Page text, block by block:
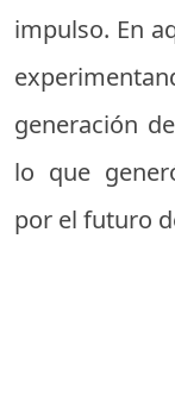
impulso. En
generación
lo que
por el futuro